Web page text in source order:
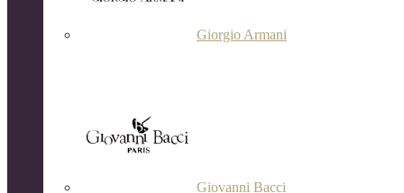
Giorgio Armani
Giovanni Bacci